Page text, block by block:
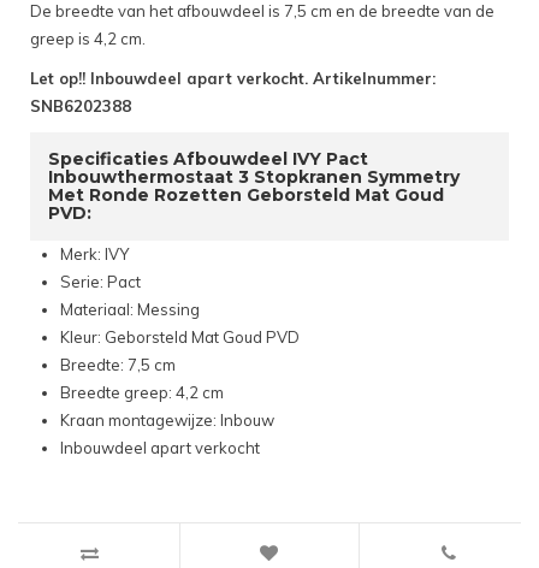
De breedte van het afbouwdeel is 7,5 cm en de breedte van de
greep is 4,2 cm.
Let op!! Inbouwdeel apart verkocht. Artikelnummer:
SNB6202388
Specificaties Afbouwdeel IVY Pact
Inbouwthermostaat 3 Stopkranen Symmetry
Met Ronde Rozetten Geborsteld Mat Goud
PVD:
Merk: IVY
Serie: Pact
Materiaal: Messing
Kleur: Geborsteld Mat Goud PVD
Breedte: 7,5 cm
Breedte greep: 4,2 cm
Kraan montagewijze: Inbouw
Inbouwdeel apart verkocht